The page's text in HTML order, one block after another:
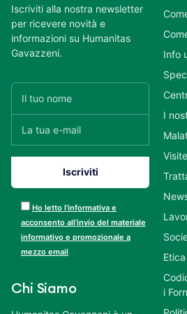
Iscriviti alla nostra newsletter
per ricevere novità e
informazioni su Humanitas
Gavazzeni.
Ho letto l’informativa e
acconsento all’invio del materiale
informativo e promozionale a
mezzo email
Chi Siamo
Info
I
i